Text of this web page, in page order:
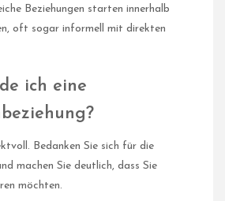
Beziehungen starten innerhalb
oft sogar informell mit direkten
ich eine
Bedanken Sie sich für die
machen Sie deutlich, dass Sie
möchten.